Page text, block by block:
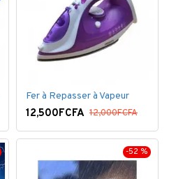
Fer à Repasser à Vapeur
12,500FCFA 12,000FCFA
-52 %